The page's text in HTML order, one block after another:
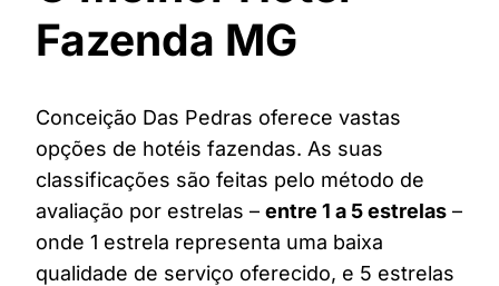
Fazenda MG
Conceição Das Pedras oferece vastas
opções de hotéis fazendas. As suas
classificações são feitas pelo método de
avaliação por estrelas – entre 1 a 5 estrelas –
onde 1 estrela representa uma baixa
qualidade de serviço oferecido, e 5 estrelas